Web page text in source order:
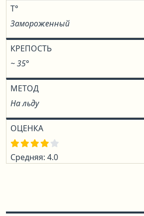
T°
Замороженный
КРЕПОСТЬ
~ 35°
МЕТОД
На льду
ОЦЕНКА
Средняя: 4.0